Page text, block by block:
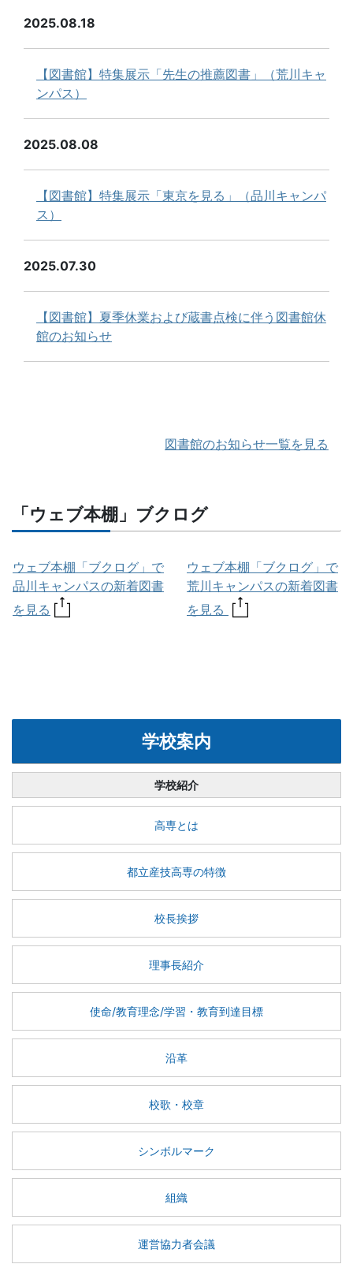
2025.08.18
【図書館】特集展示「先生の推薦図書」（荒川キャ
ンパス）
2025.08.08
【図書館】特集展示「東京を見る」（品川キャンパ
ス）
2025.07.30
【図書館】夏季休業および蔵書点検に伴う図書館休
館のお知らせ
図書館のお知らせ一覧を見る
「ウェブ本棚」ブクログ
ウェブ本棚「ブクログ」で
品川キャンパスの新着図書
を見る
ウェブ本棚「ブクログ」で
荒川キャンパスの新着図書
を見る
学校案内
学校紹介
高専とは
都立産技高専の特徴
校長挨拶
理事長紹介
使命/教育理念/学習・教育到達目標
沿革
校歌・校章
シンボルマーク
組織
運営協力者会議